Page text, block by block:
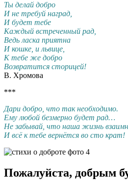
Ты делай добро
И не требуй наград,
И будет тебе
Каждый встреченный рад,
Ведь ласка приятна
И кошке, и львице,
К тебе же добро
Возвратится сторицей!
В. Хромова
***
Дари добро, что так необходимо.
Ему любой безмерно будет рад…
Не забывай, что наша жизнь
И всё к тебе вернётся во сто крат!
Пожалуйста, добрым